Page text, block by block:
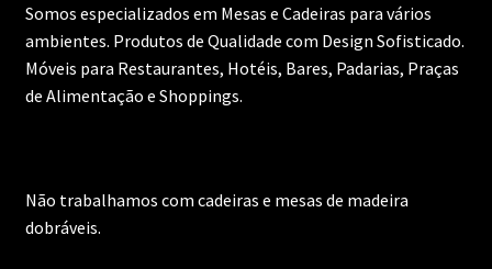
Somos especializados em Mesas e Cadeiras para vários
ambientes. Produtos de Qualidade com Design Sofisticado.
Móveis para Restaurantes, Hotéis, Bares, Padarias, Praças
de Alimentação e Shoppings.
Não trabalhamos com cadeiras e mesas de madeira
dobráveis.